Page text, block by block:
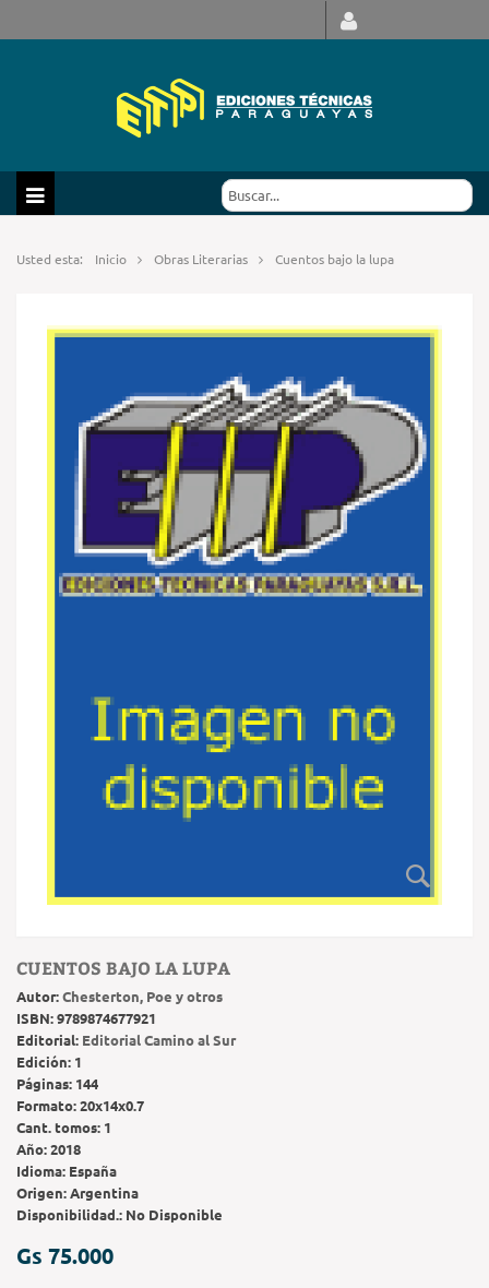
Usted esta: Inicio Obras Literarias Cuentos bajo la lupa
CUENTOS BAJO LA LUPA
Autor:Chesterton, Poe y otros
ISBN:9789874677921
Editorial: Editorial Camino al Sur
Edición: 1
Páginas: 144
Formato:20x14x0.7
Cant. tomos: 1
Año:2018
Idioma: España
Origen:Argentina
Disponibilidad.: No Disponible
Gs 75.000